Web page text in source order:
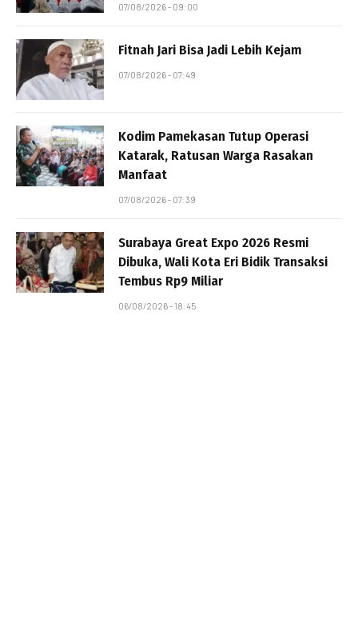
07/08/2026 - 09:00
Fitnah Jari Bisa Jadi Lebih Kejam
07/08/2026 - 07:49
Kodim Pamekasan Tutup Operasi
Katarak, Ratusan Warga Rasakan
Manfaat
07/08/2026 - 07:39
Surabaya Great Expo 2026 Resmi
Dibuka, Wali Kota Eri Bidik Transaksi
Tembus Rp9 Miliar
06/08/2026 - 18:45